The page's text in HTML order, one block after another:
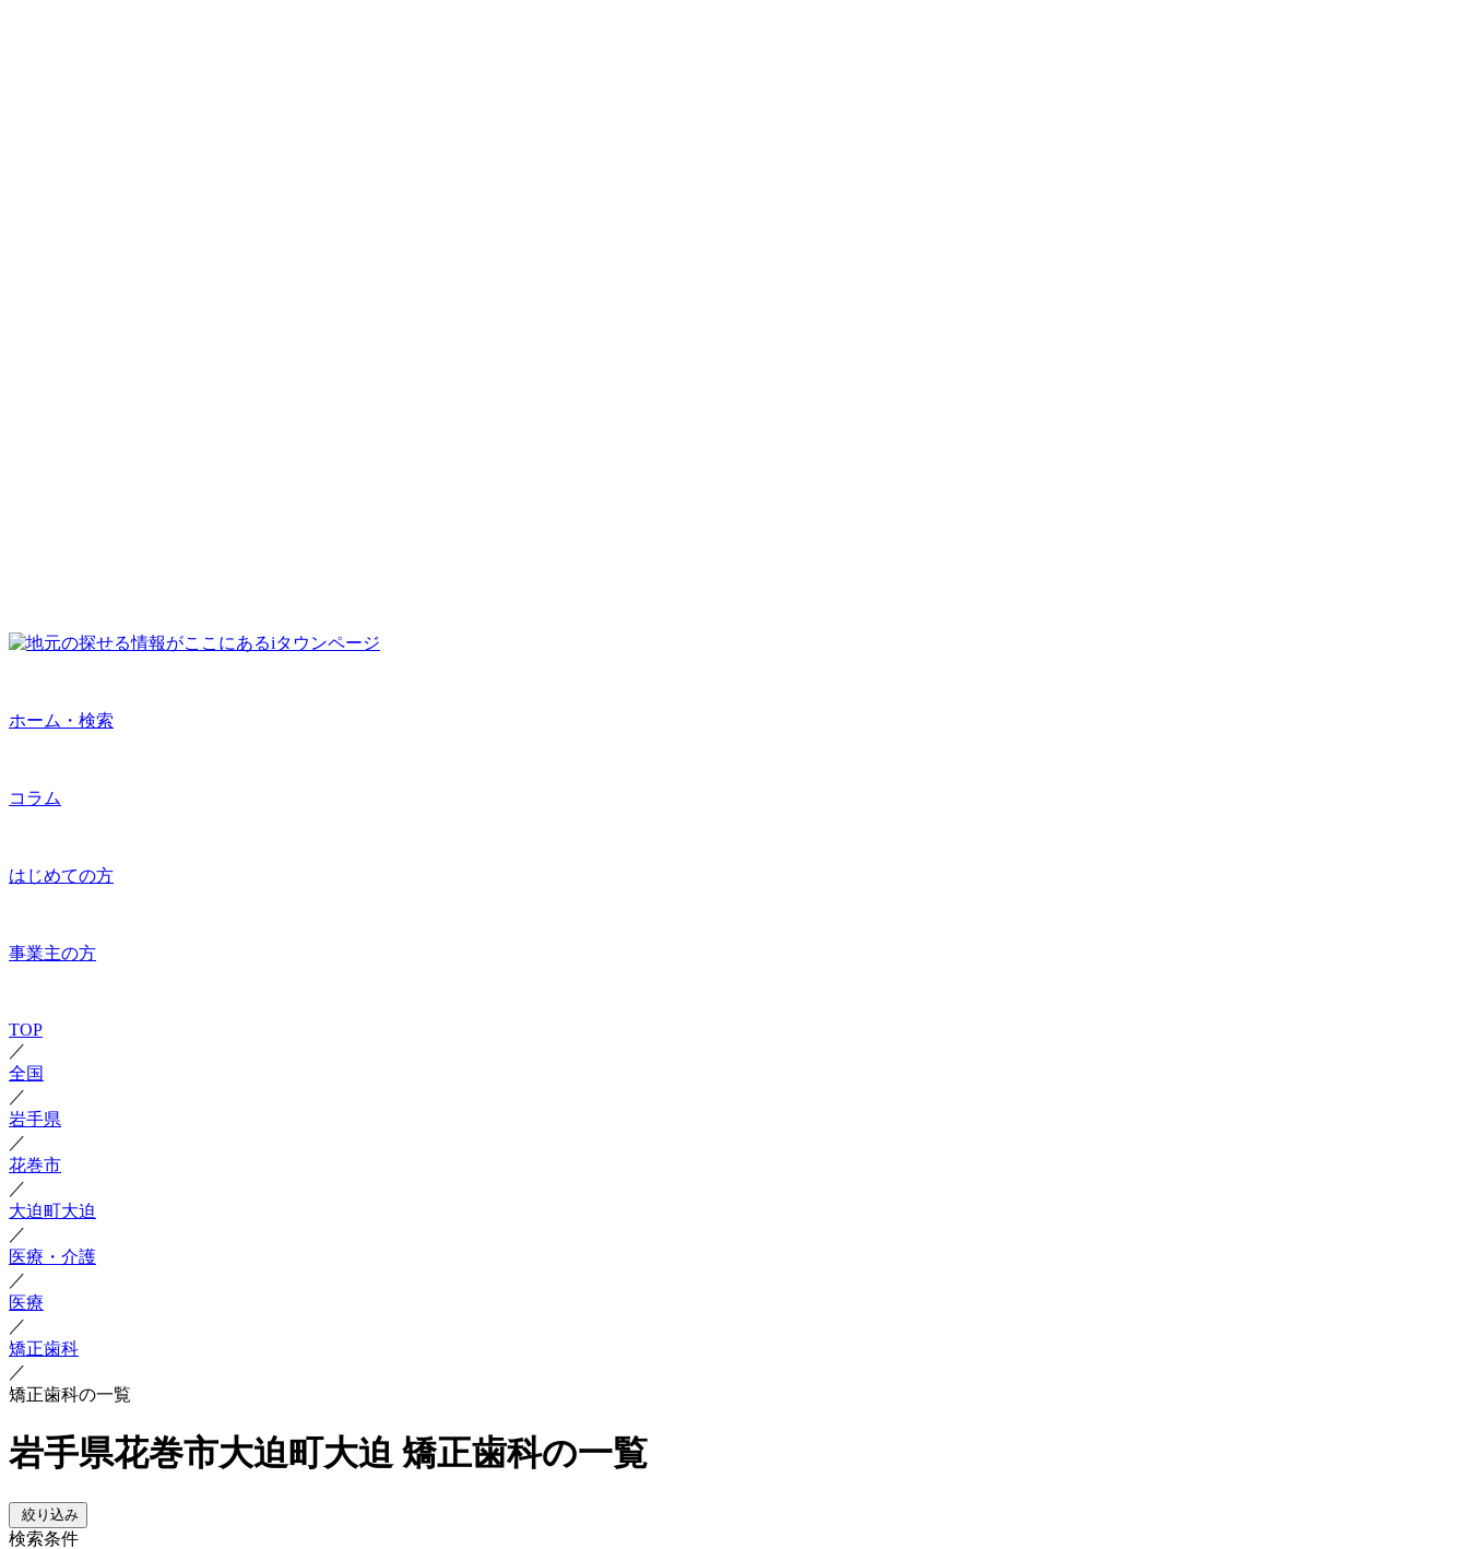
ホーム・検索
コラム
はじめての方
事業主の方
TOP
／
全国
／
岩手県
／
花巻市
／
大迫町大迫
／
医療・介護
／
医療
／
矯正歯科
／
矯正歯科の一覧
岩手県花巻市大迫町大迫 矯正歯科の一覧
絞り込み
検索条件